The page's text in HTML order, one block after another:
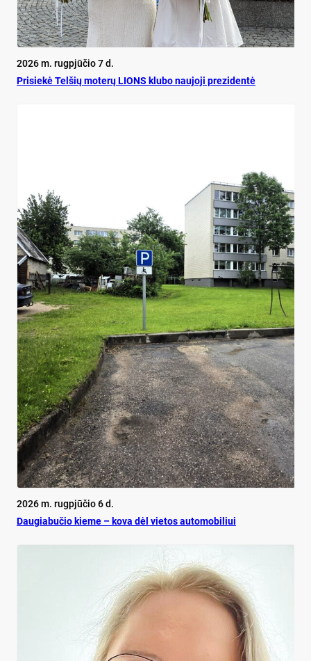
2026 m. rugpjūčio 7 d.
Pri­siekė Tel­šių mo­terų LIONS klu­bo nau­jo­ji pre­zi­dentė
2026 m. rugpjūčio 6 d.
Dau­gia­bu­čio kie­me – ko­va dėl vie­tos au­to­mo­bi­liui